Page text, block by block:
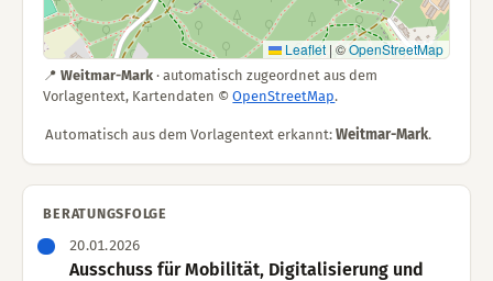
Leaflet | ©OpenStreetMap
📍Weitmar-Mark · automatisch zugeordnet aus dem
Vorlagentext, Kartendaten ©OpenStreetMap.
Automatisch aus dem Vorlagentext erkannt: Weitmar-Mark.
BERATUNGSFOLGE
20.01.2026
Ausschuss für Mobilität, Digitalisierung und